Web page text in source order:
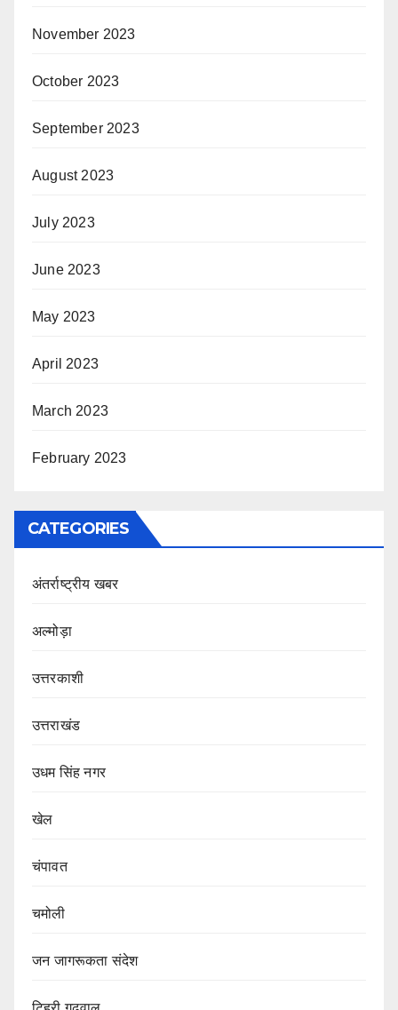
November 2023
October 2023
September 2023
August 2023
July 2023
June 2023
May 2023
April 2023
March 2023
February 2023
CATEGORIES
अंतर्राष्ट्रीय खबर
अल्मोड़ा
उत्तरकाशी
उत्तराखंड
उधम सिंह नगर
खेल
चंपावत
चमोली
जन जागरूकता संदेश